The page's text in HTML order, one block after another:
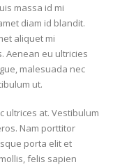
massa id mi
diam id blandit.
aliquet mi
Aenean eu ultricies
malesuada nec
ut.
ultrices at. Vestibulum
Nam porttitor
porta elit et
felis sapien